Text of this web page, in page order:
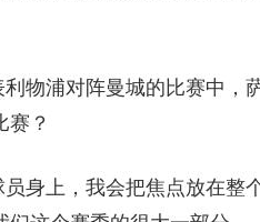
物浦对阵曼城的比赛中，
赛？
身上，我会把焦点放在整